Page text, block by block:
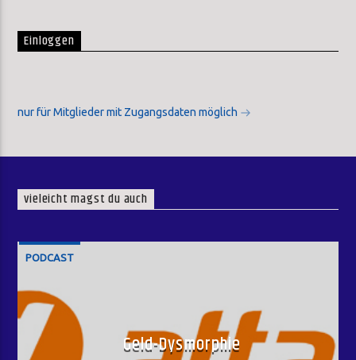
Einloggen
nur für Mitglieder mit Zugangsdaten möglich
vieleicht magst du auch
PODCAST
Geld-Dysmorphie